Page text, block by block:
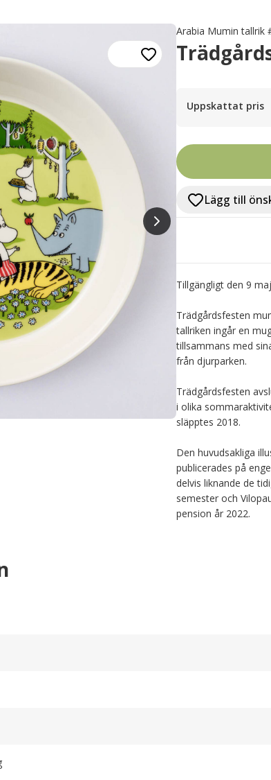
Arabia Mumin tallrik
Uppskattat pris
Lägg till
Tillgängligt den 9
Trädgårdsfesten
tallriken ingår en
tillsammans med
från djurparken.
Trädgårdsfesten
i olika
släpptes 2018.
Den huvudsakliga
publicerades på
delvis liknande de
semester och
pension år 2022.